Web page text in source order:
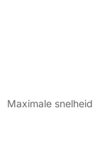
Maximale snelheid